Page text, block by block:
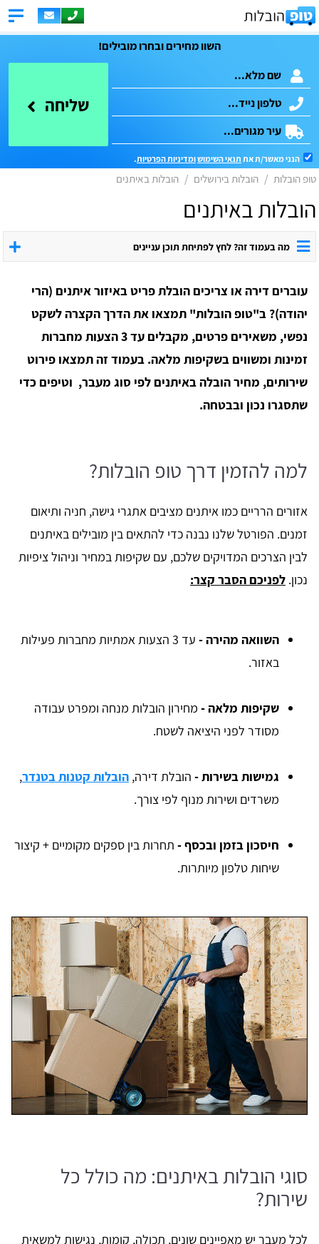
השוו מחירים ובחרו מובילים!
שליחה
הנני מאשר/ת את תנאי השימושומדיניות הפרטיות.
טופ הובלות הובלות בירושלים הובלות באיתנים
הובלות באיתנים
מה בעמוד זה? לחץ לפתיחת תוכן עניינים
עוברים דירה או צריכים הובלת פריט באיזור איתנים (הרי
יהודה)? ב"טופ הובלות" תמצאו את הדרך הקצרה לשקט
נפשי, משאירים פרטים, מקבלים עד 3 הצעות מחברות
זמינות ומשווים בשקיפות מלאה. בעמוד זה תמצאו פירוט
שירותים, מחיר הובלה באיתנים לפי סוג מעבר, וטיפים כדי
שתסגרו נכון ובבטחה.
למה להזמין דרך טופ הובלות?
אזורים הרריים כמו איתנים מציבים אתגרי גישה, חניה ותיאום
זמנים. הפורטל שלנו נבנה כדי להתאים בין מובילים באיתנים
לבין הצרכים המדויקים שלכם, עם שקיפות במחיר וניהול ציפיות
נכון. לפניכם הסבר קצר:
השוואה מהירה -
עד 3 הצעות אמתיות מחברות פעילות
באזור.
שקיפות מלאה - מחירון הובלות מנחה ומפרט עבודה
מסודר לפני היציאה לשטח.
גמישות בשירות - הובלת דירה, הובלות קטנות בטנדר,
משרדים ושירות מנוף לפי צורך.
חיסכון בזמן ובכסף - תחרות בין ספקים מקומיים + קיצור
שיחות טלפון מיותרות.
סוגי הובלות באיתנים: מה כולל כל
שירות?
לכל מעבר יש מאפיינים שונים, תכולה, קומות, נגישות למשאית